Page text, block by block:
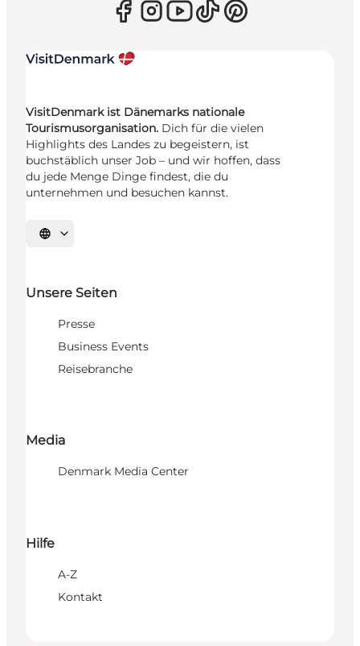
VisitDenmark ist Dänemarks nationale
Tourismusorganisation. Dich für die vielen
Highlights des Landes zu begeistern, ist
buchstäblich unser Job – und wir hoffen, dass
du jede Menge Dinge findest, die du
unternehmen und besuchen kannst.
Sprache auswählen
Unsere Seiten
Presse
Business Events
Reisebranche
Media
Denmark Media Center
Hilfe
A-Z
Kontakt